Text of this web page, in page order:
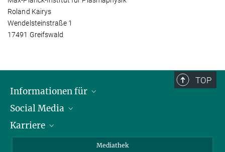
Roland Kairys
Wendelsteinstraße 1
17491 Greifswald
TOP
Informationen für
Journalisten
Schule
Social Media
LinkedIn
Karriere
Mediathek